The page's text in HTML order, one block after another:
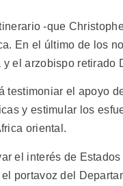
-que
En el último de los
el arzobispo retirado
testimoniar el apoyo
y estimular los
oriental.
el interés de
portavoz del